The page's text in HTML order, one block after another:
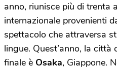
anno, riunisce più di trenta
internazionale provenienti
spettacolo che attraversa
lingue. Quest’anno, la
finale è Osaka, Giappone.